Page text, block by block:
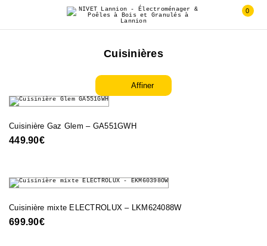
0
Cuisinières
Affiner
Cuisinière Gaz Glem – GA551GWH
449.90€
Cuisinière mixte ELECTROLUX – LKM624088W
699.90€